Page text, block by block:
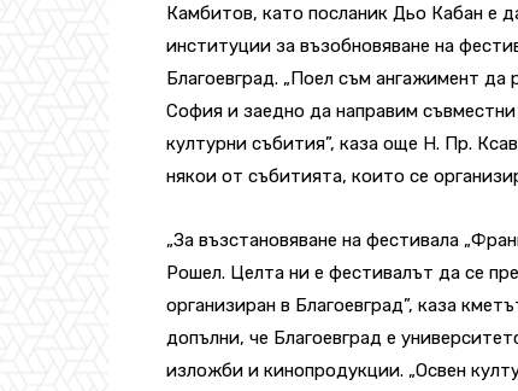
Камбитов, като посланик Дьо Кабан е
институции за възобновяване на
Благоевград. „Поел съм ангажимент
София и заедно да направим
културни събития”, каза още Н. Пр.
някои от събитията, които се
„За възстановяване на фестивала
Рошел. Целта ни е фестивалът да се
организиран в Благоевград”, каза
допълни, че Благоевград е
изложби и кинопродукции. „Освен